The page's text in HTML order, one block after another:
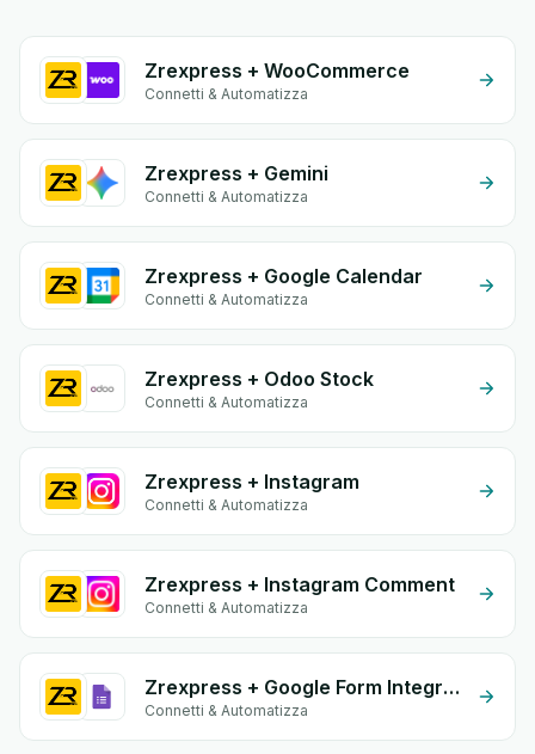
Zrexpress + WooCommerce
Connetti & Automatizza
Zrexpress + Gemini
Connetti & Automatizza
Zrexpress + Google Calendar
Connetti & Automatizza
Zrexpress + Odoo Stock
Connetti & Automatizza
Zrexpress + Instagram
Connetti & Automatizza
Zrexpress + Instagram Comment
Connetti & Automatizza
Zrexpress + Google Form Integration
Connetti & Automatizza